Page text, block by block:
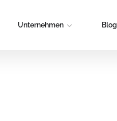
Unternehmen Blog